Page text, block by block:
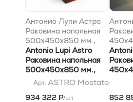
Антонио Лупи Астро
Раковина напольная
500х450х850 мм.,
Икемуд, цвет Мостато
со сливом в пол, без
подсветки, с сифоном
и донным клапаном,
цвет черный матовый
Antonio Lupi Astro
Раковина напольная
500х450х850 мм.,
Icemood, цвет Mostato
со сливом в пол, без
подсветки, с сифоном
Арт. ASTRO Mostato
934 322 Р/шт
слив в
Окра
слив
852